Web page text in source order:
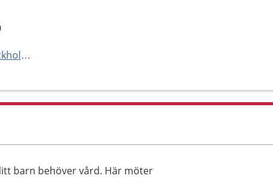
http://vardcentraler.regionstockholm.se/hitta-vardcentral/jordbro/
barn behöver vård. Här möter